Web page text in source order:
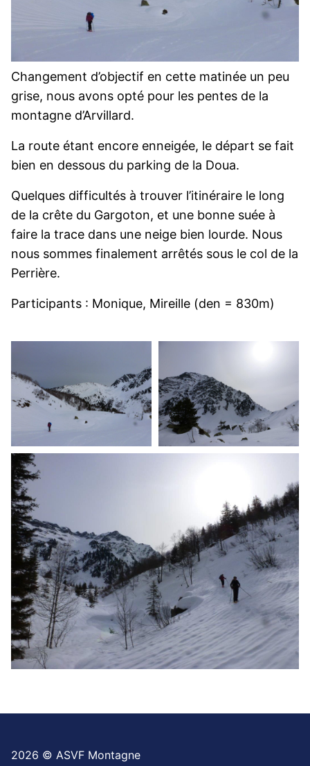
Changement d’objectif en cette matinée un peu
grise, nous avons opté pour les pentes de la
montagne d’Arvillard.
La route étant encore enneigée, le départ se fait
bien en dessous du parking de la Doua.
Quelques difficultés à trouver l’itinéraire le long
de la crête du Gargoton, et une bonne suée à
faire la trace dans une neige bien lourde. Nous
nous sommes finalement arrêtés sous le col de la
Perrière.
Participants : Monique, Mireille (den = 830m)
2026 © ASVF Montagne